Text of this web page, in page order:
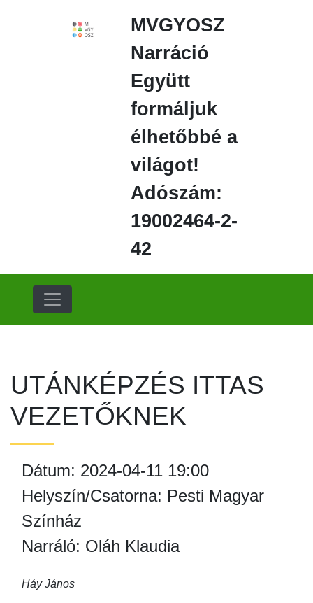
MVGYOSZ
Narráció
Együtt
formáljuk
élhetőbbé a
világot!
Adószám:
19002464-2-
42
UTÁNKÉPZÉS ITTAS
VEZETŐKNEK
Dátum: 2024-04-11 19:00
Helyszín/Csatorna: Pesti Magyar
Színház
Narráló: Oláh Klaudia
Háy János